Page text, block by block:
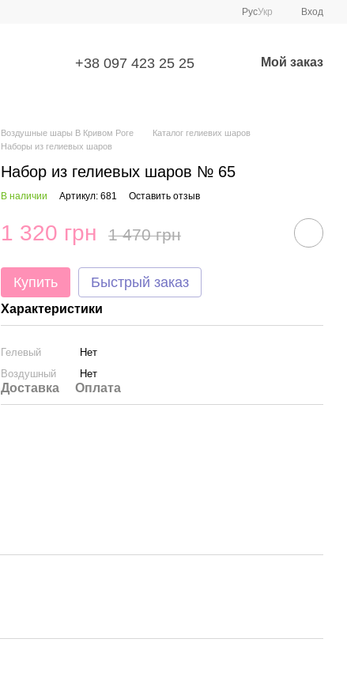
РусУкр Вход
+38 097 423 25 25 Мой заказ
Воздушные шары В Кривом Роге
Каталог гелиевих шаров
Наборы из гелиевых шаров
Набор из гелиевых шаров № 65
В наличии Артикул: 681 Оставить отзыв
1 320 грн 1 470 грн
Купить Быстрый заказ
Характеристики
Гелевый
Нет
Воздушный
Нет
Доставка Оплата